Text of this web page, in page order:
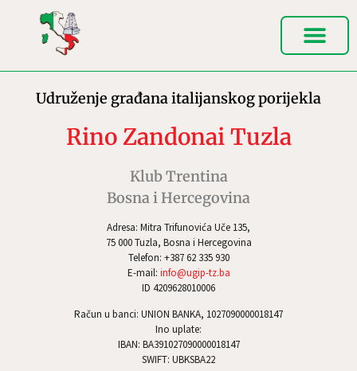
Adresa: Mitra Trifunovića Uče 135,
75 000 Tuzla, Bosna i Hercegovina
Telefon: +387 62 335 930
E-mail: info@ugip-tz.ba
ID 4209628010006
Račun u banci: UNION BANKA, 1027090000018147
Ino uplate:
IBAN: BA391027090000018147
SWIFT: UBKSBA22
Udruženje građana italijanskog porijekla
Rino Zandonai Tuzla
Klub Trentina
Bosna i Hercegovina